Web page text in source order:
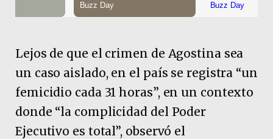
Lejos de que el crimen de Agostina sea
un caso aislado, en el país se registra “un
femicidio cada 31 horas”, en un contexto
donde “la complicidad del Poder
Ejecutivo es total”, observó el